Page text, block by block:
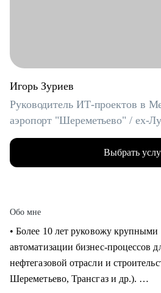
Игорь Зуриев
Руководитель ИТ-проектов в
аэропорт "Шереметьево" / ex-
Выбрать
Обо мне
• Более 10 лет руковожу
автоматизации бизнес-процессов
нефтегазовой отрасли и
Шереметьево, Трансгаз и др.).